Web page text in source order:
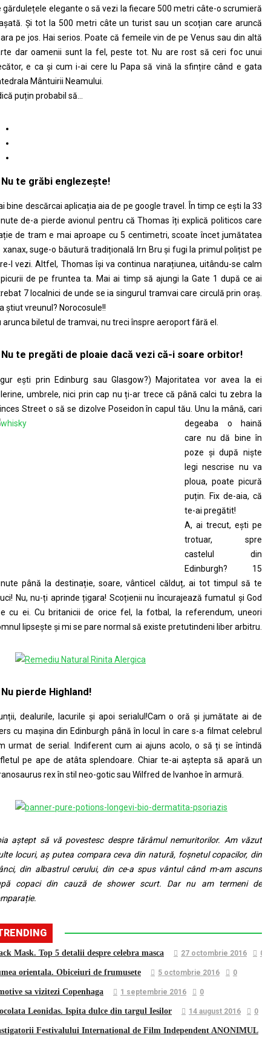
gărdulețele elegante o să vezi la fiecare 500 metri câte-o scrumieră
Și tot la 500 metri câte un turist sau un scoțian care aruncă
pe jos. Hai serios. Poate că femeile vin de pe Venus sau din altă
dar oamenii sunt la fel, peste tot. Nu are rost să ceri foc unui
e ca și cum i-ai cere lu Papa să vină la sfințire când e gata
Mântuirii Neamului.
puțin probabil să…
Nu te grăbi englezește!
bine descărcai aplicația aia de pe google travel. În timp ce ești la 33
de-a pierde avionul pentru că Thomas îți explică politicos care
de tram e mai aproape cu 5 centimetri, scoate încet jumătatea
xanax, suge-o băutură tradițională Irn Bru și fugi la primul polițist pe
l vezi. Altfel, Thomas își va continua narațiunea, uitându-se calm
de pe fruntea ta. Mai ai timp să ajungi la Gate 1 după ce ai
7 localnici de unde se ia singurul tramvai care circulă prin oraș.
știut vreunul? Norocosule!!
arunca biletul de tramvai, nu treci înspre aeroport fără el.
Nu te pregăti de ploaie dacă vezi că-i soare orbitor!
ești prin Edinburg sau Glasgow?) Majoritatea vor avea la ei
umbrele, nici prin cap nu ți-ar trece că până calci tu zebra la
Street o să se dizolve Poseidon în capul tău. Unu la mână, cari
degeaba o haină
care nu dă bine în
poze și după niște
legi nescrise nu va
ploua, poate picură
puțin. Fix de-aia, că
te-ai pregătit!
A, ai trecut, ești pe
trotuar, spre
castelul din
Edinburgh? 15
până la destinație, soare, vânticel călduț, ai tot timpul să te
Nu, nu-ți aprinde țigara! Scoțienii nu încurajează fumatul și God
cu ei. Cu britanicii de orice fel, la fotbal, la referendum, uneori
lipsește și mi se pare normal să existe pretutindeni liber arbitru.
Nu pierde Highland!
dealurile, lacurile și apoi serialul!Cam o oră și jumătate ai de
cu mașina din Edinburgh până în locul în care s-a filmat celebrul
urmat de serial. Indiferent cum ai ajuns acolo, o să ți se întindă
pe ape de atâta splendoare. Chiar te-ai aștepta să apară un
rex în stil neo-gotic sau Wilfred de Ivanhoe în armură.
aștept să vă povestesc despre tărâmul nemuritorilor. Am văzut
locuri, aș putea compara ceva din natură, foșnetul copacilor, din
din albastrul cerului, din ce-a spus vântul când m-am ascuns
copaci din cauză de shower scurt. Dar nu am termeni de
Mask. Top 5 detalii despre celebra masca 27 octombrie 2016 0
orientala. Obiceiuri de frumusete 5 octombrie 2016 0
sa vizitezi Copenhaga 1 septembrie 2016 0
Leonidas. Ispita dulce din targul Iesilor 14 august 2016 0
Festivalului International d​e Film Independent ANONIMUL